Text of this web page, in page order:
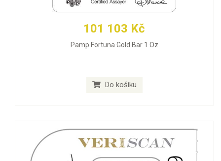
101 103 Kč
Pamp Fortuna Gold Bar 1 Oz
Do košíku